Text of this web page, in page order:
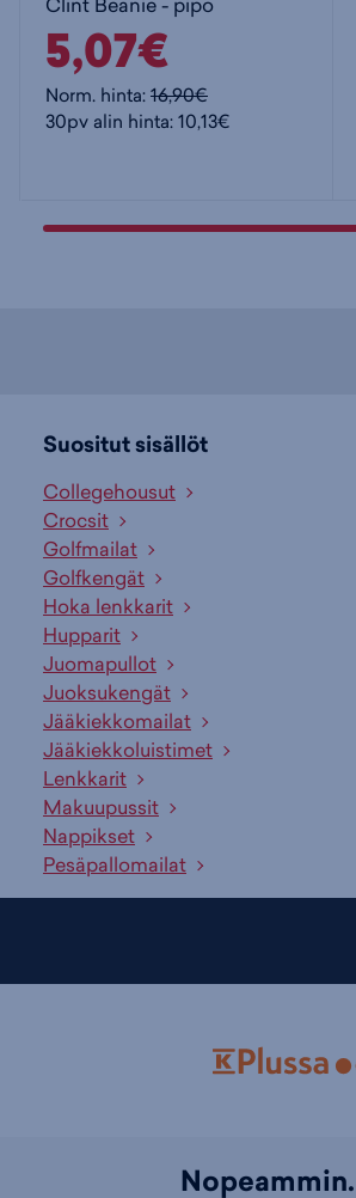
5,07€
Norm. hinta:16,90€
30pv alin hinta: 10,13€
Suositut sisällöt
Collegehousut
Crocsit
Golfmailat
Golfkengät
Hoka lenkkarit
Hupparit
Juomapullot
Juoksukengät
Jääkiekkomailat
Jääkiekkoluistimet
Lenkkarit
Makuupussit
Nappikset
Pesäpallomailat
Nopeammin.